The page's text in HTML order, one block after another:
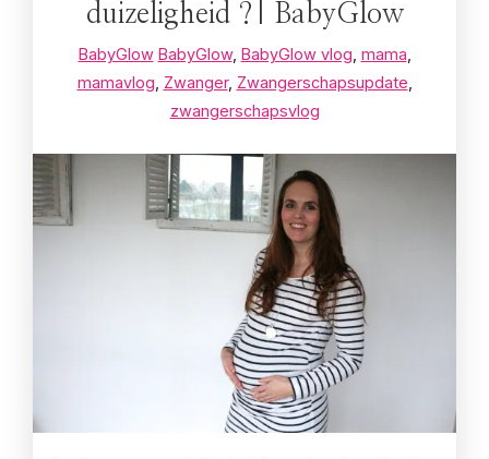
duizeligheid ?| BabyGlow
BabyGlow BabyGlow, BabyGlow vlog mama
mamavlog Zwanger, Zwangerschapsupdate
zwangerschapsvlog